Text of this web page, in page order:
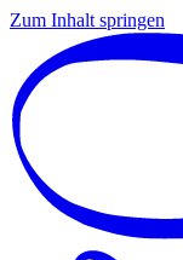
Zum Inhalt springen